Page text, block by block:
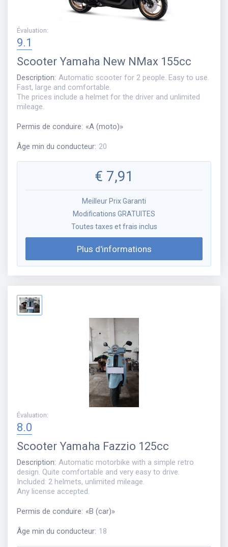
Évaluation:
9.1
Scooter Yamaha New NMax 155cc
Description: Automatic scooter for 2 people. Easy to use.
Fast, large and comfortable.
The prices include a helmet for the driver and unlimited
mileage.
Permis de conduire: «A (moto)»
Âge min du conducteur: 20
€ 7,91
Meilleur Prix Garanti
Modifications GRATUITES
Toutes taxes et frais inclus
Plus d'informations
Évaluation:
8.0
Scooter Yamaha Fazzio 125cc
Description: Automatic motorbike with a simple retro
design. Quite comfortable and very easy to drive.
Included: 2 helmets, unlimited mileage.
Any license accepted.
Permis de conduire: «B (car)»
Âge min du conducteur: 18